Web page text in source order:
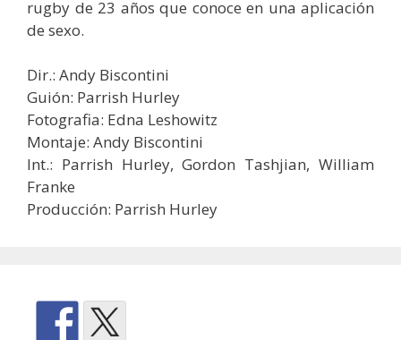
rugby de 23 años que conoce en una aplicación
de sexo.
Dir.: Andy Biscontini
Guión: Parrish Hurley
Fotografia: Edna Leshowitz
Montaje: Andy Biscontini
Int.: Parrish Hurley, Gordon Tashjian, William
Franke
Producción: Parrish Hurley